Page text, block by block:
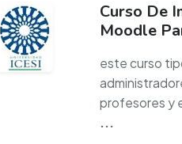
Curso De
Moodle
este curso
profesores y
...